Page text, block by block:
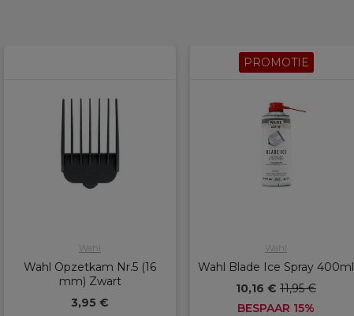
Wahl
Wahl Opzetkam Nr.5 (16
mm) Zwart
3,95 €
PROMOTIE
Wahl
Wahl Blade Ice Spray 400ml
10,16 € 11,95 €
BESPAAR 15%